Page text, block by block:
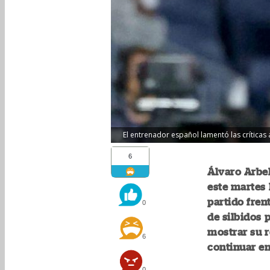
El entrenador español lamentó las críticas
6
0
6
Álvaro
este
partido
de silbidos
mostrar su
continuar